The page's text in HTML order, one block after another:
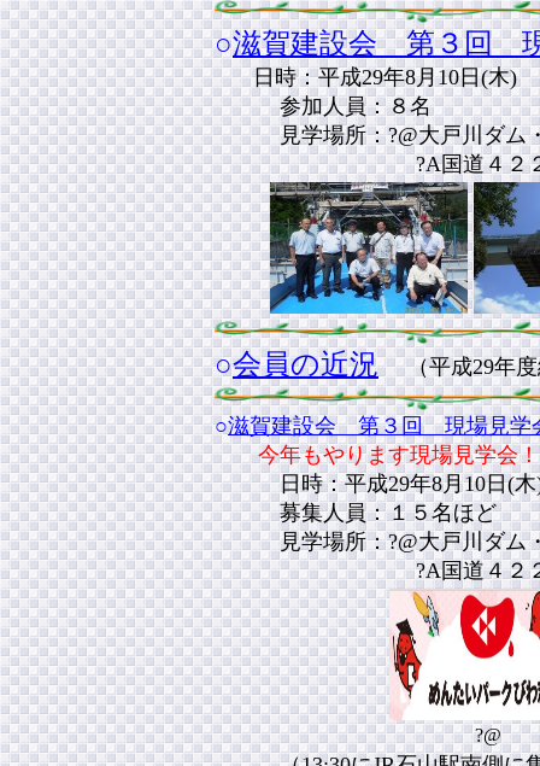
○滋賀建設会 第３回
日時：平成29年8月10日(木)
参加人員：８名
見学場所：?@大戸川ダム・
?A国道４２２号道路改
○会員の近況 （平成29年
○滋賀建設会 第３回 現場見学
今年もやります現場見学会！
日時：平成29年8月10日(
募集人員：１５名ほど
見学場所：?@大戸川ダム・
?A国道４２２号道路改
?@